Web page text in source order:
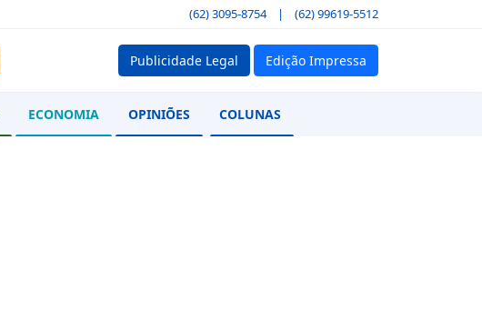
(62) 3095-8754 | (62) 99619-5512
Publicidade Legal Edição Impressa
ECONOMIA OPINIÕES COLUNAS